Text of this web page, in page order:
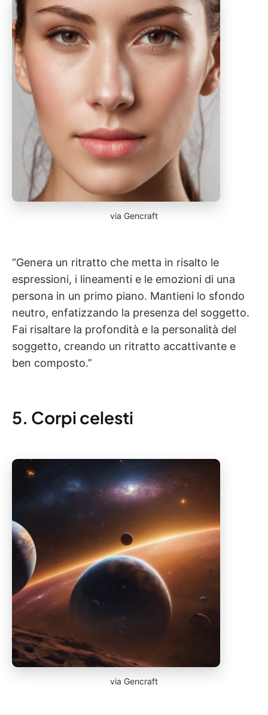
via Gencraft
“Genera un ritratto che metta in risalto le
espressioni, i lineamenti e le emozioni di una
persona in un primo piano. Mantieni lo sfondo
neutro, enfatizzando la presenza del soggetto.
Fai risaltare la profondità e la personalità del
soggetto, creando un ritratto accattivante e
ben composto.”
5. Corpi celesti
via Gencraft